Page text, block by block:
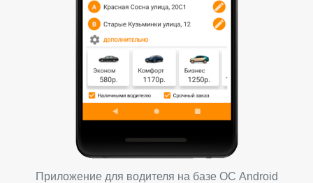
Приложение для водителя на базе ОС Android